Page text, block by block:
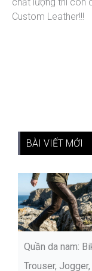
chất lượng thì còn
Custom Leather!!!
BÀI VIẾT MỚI
Quần da nam:
Trouser, Jogger,